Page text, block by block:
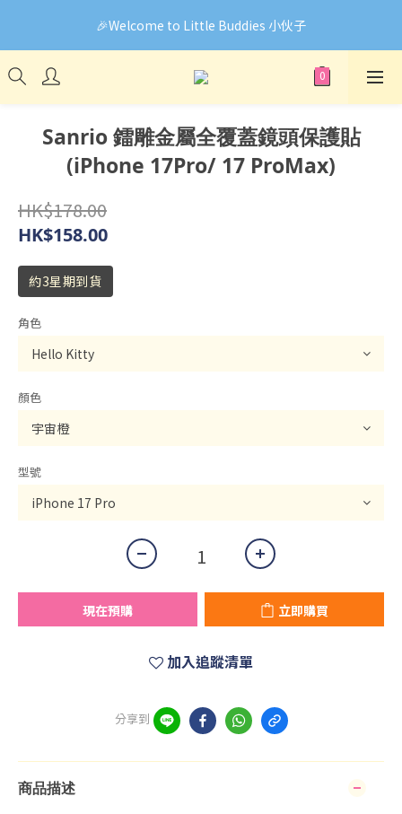
🎉Welcome to Little Buddies 小伙子
🎉Welcome to Little Buddies 小伙子
網頁系統升級中，部份貨品價錢未能正確顯示🙏下單前可先
Facebook Messenger與我們聯絡❤️
🎉Welcome to Little Buddies 小伙子
Sanrio 鐳雕金屬全覆蓋鏡頭保護貼
(iPhone 17Pro/ 17 ProMax)
HK$178.00
HK$158.00
約3星期到貨
角色
顏色
型號
現在預購 立即購買
加入追蹤清單
分享到
商品描述